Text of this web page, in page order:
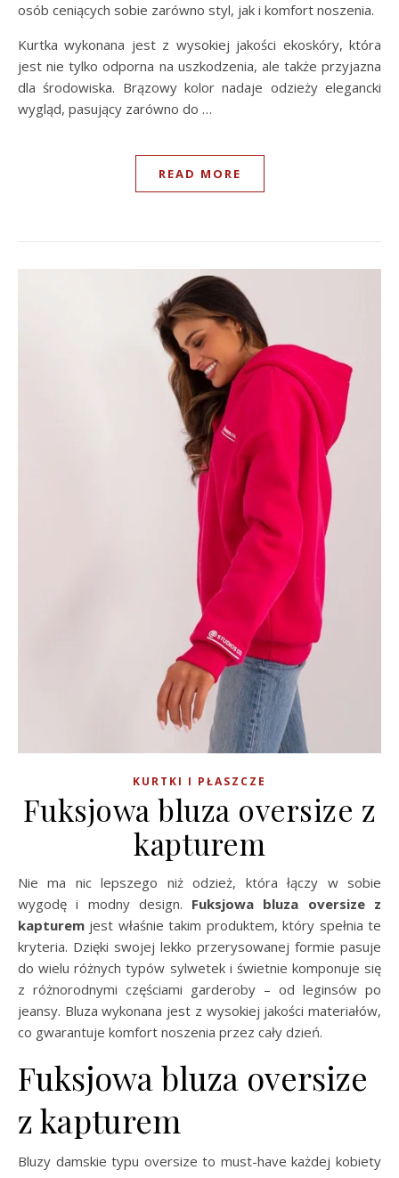
osób ceniących sobie zarówno styl, jak i komfort noszenia.
Kurtka wykonana jest z wysokiej jakości ekoskóry, która
jest nie tylko odporna na uszkodzenia, ale także przyjazna
dla środowiska. Brązowy kolor nadaje odzieży elegancki
wygląd, pasujący zarówno do …
READ MORE
KURTKI I PŁASZCZE
Fuksjowa bluza oversize z
kapturem
Nie ma nic lepszego niż odzież, która łączy w sobie
wygodę i modny design. Fuksjowa bluza oversize z
kapturem jest właśnie takim produktem, który spełnia te
kryteria. Dzięki swojej lekko przerysowanej formie pasuje
do wielu różnych typów sylwetek i świetnie komponuje się
z różnorodnymi częściami garderoby – od leginsów po
jeansy. Bluza wykonana jest z wysokiej jakości materiałów,
co gwarantuje komfort noszenia przez cały dzień.
Fuksjowa bluza oversize
z kapturem
Bluzy damskie typu oversize to must-have każdej kobiety